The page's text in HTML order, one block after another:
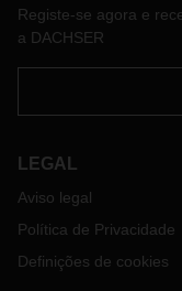
Registe-se agora e
a DACHSER
LEGAL
Aviso legal
Política de Privacidade
Definições de cookies